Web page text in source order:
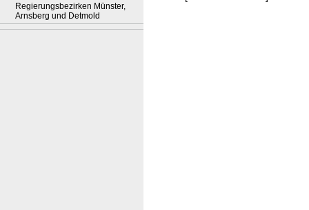
Regierungsbezirken Münster,
Arnsberg und Detmold